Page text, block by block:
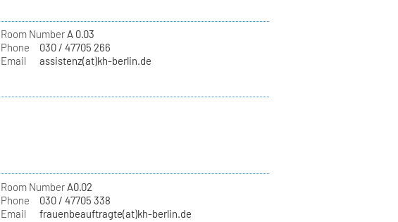
Room NumberA 0.03
Phone
030 / 47705 266
Email
assistenz(at)kh-berlin.de
Room NumberA0.02
Phone
030 / 47705 338
Email
frauenbeauftragte(at)kh-berlin.de